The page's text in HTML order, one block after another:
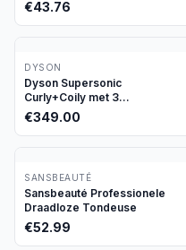
€43.76
DYSON
Dyson Supersonic
Curly+Coily met 3
opzetstukken
€349.00
SANSBEAUTÉ
Sansbeauté Professionele
Draadloze Tondeuse
€52.99